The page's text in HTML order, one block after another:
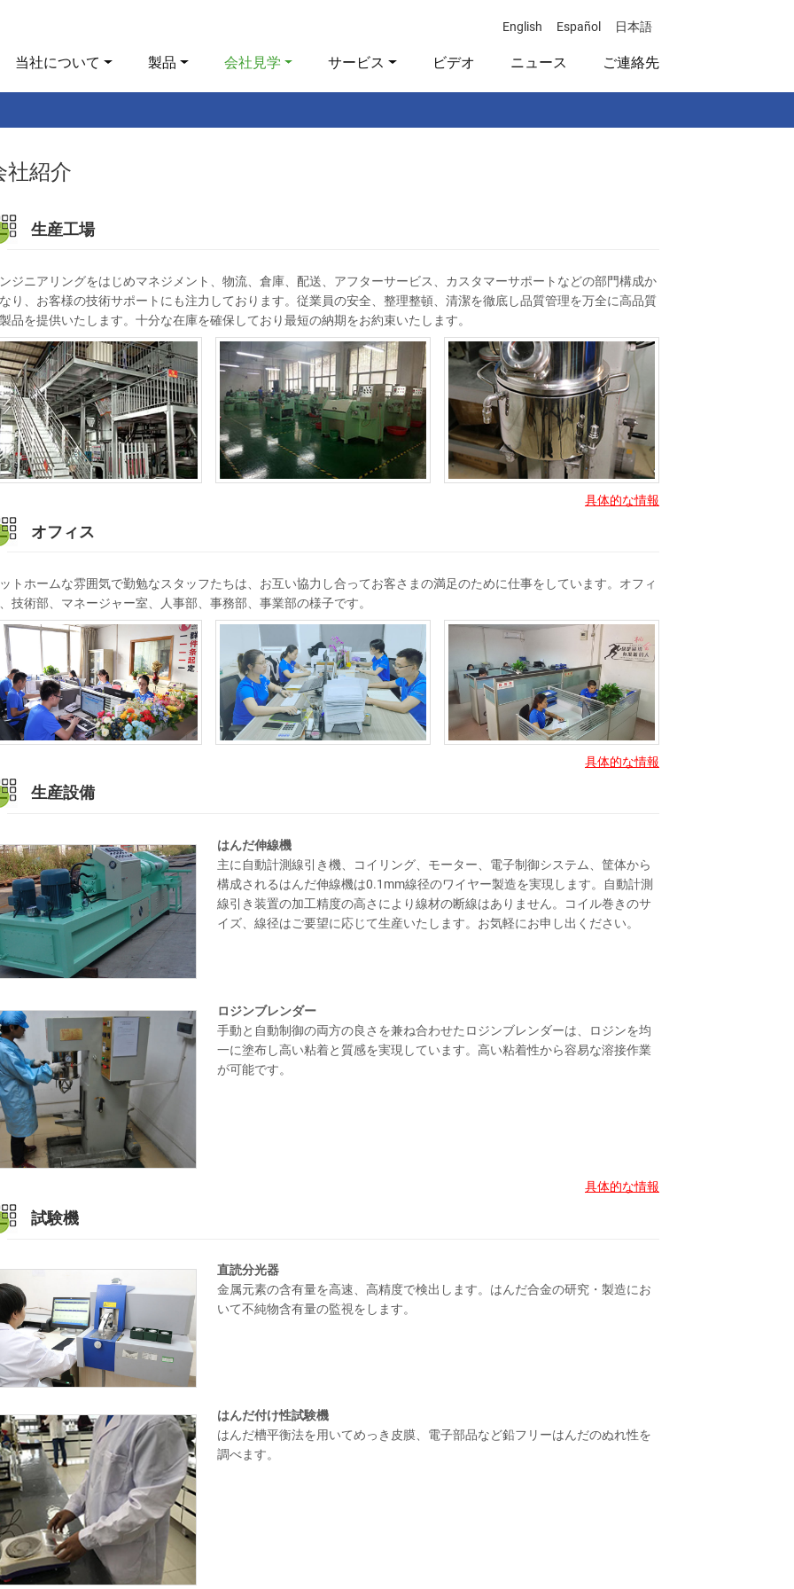
English Español 日本語
当社について 製品 会社見学 サービス ビデオ ニュース ご連絡先
社紹介
生産工場
ジニアリングをはじめマネジメント、物流、倉庫、配送、アフターサービス、カスタマーサポートなどの部門構成か
り、お客様の技術サポートにも注力しております。従業員の安全、整理整頓、清潔を徹底し品質管理を万全に高品質
品を提供いたします。十分な在庫を確保しており最短の納期をお約束いたします。
具体的な情報
オフィス
トホームな雰囲気で勤勉なスタッフたちは、お互い協力し合ってお客さまの満足のために仕事をしています。オフィ
技術部、マネージャー室、人事部、事務部、事業部の様子です。
具体的な情報
生産設備
はんだ伸線機
主に自動計測線引き機、コイリング、モーター、電子制御システム、筐体から
構成されるはんだ伸線機は0.1mm線径のワイヤー製造を実現します。自動計測
線引き装置の加工精度の高さにより線材の断線はありません。コイル巻きのサ
イズ、線径はご要望に応じて生産いたします。お気軽にお申し出ください。
ロジンブレンダー
手動と自動制御の両方の良さを兼ね合わせたロジンブレンダーは、ロジンを均
一に塗布し高い粘着と質感を実現しています。高い粘着性から容易な溶接作業
が可能です。
具体的な情報
試験機
直読分光器
金属元素の含有量を高速、高精度で検出します。はんだ合金の研究・製造にお
いて不純物含有量の監視をします。
はんだ付け性試験機
はんだ槽平衡法を用いてめっき皮膜、電子部品など鉛フリーはんだのぬれ性を
調べます。